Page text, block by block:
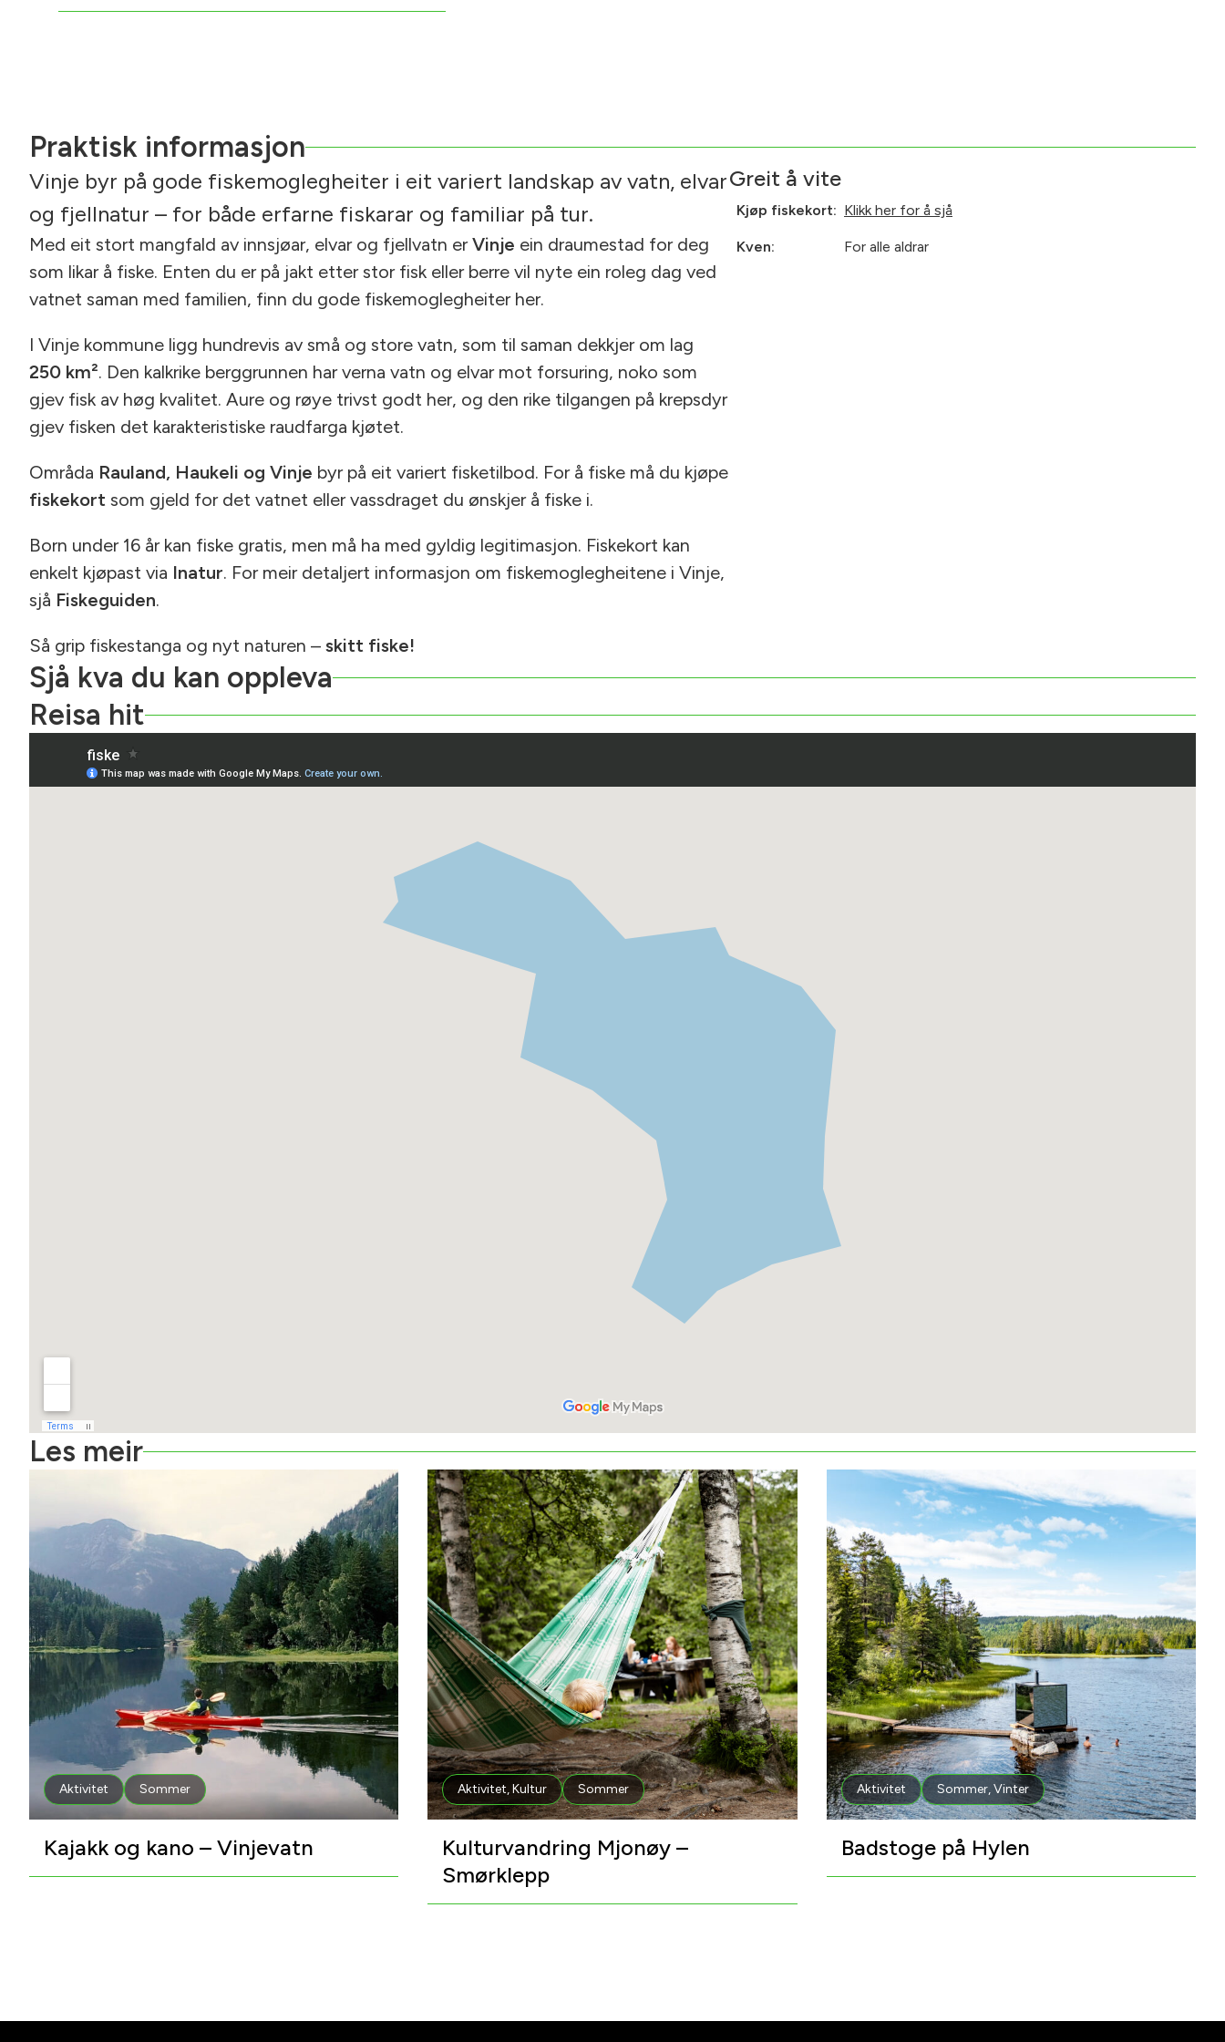
Praktisk informasjon
Vinje byr på gode fiskemoglegheiter i eit variert landskap av vatn, elvar
og fjellnatur – for både erfarne fiskarar og familiar på tur.
Med eit stort mangfald av innsjøar, elvar og fjellvatn erVinje ein draumestad for deg
som likar å fiske. Enten du er på jakt etter stor fisk eller berre vil nyte ein roleg dag ved
vatnet saman med familien, finn du gode fiskemoglegheiter her.
I Vinje kommune ligg hundrevis av små og store vatn, som til saman dekkjer om lag
250 km². Den kalkrike berggrunnen har verna vatn og elvar mot forsuring, noko som
gjev fisk av høg kvalitet. Aure og røye trivst godt her, og den rike tilgangen på krepsdyr
gjev fisken det karakteristiske raudfarga kjøtet.
Områda Rauland, Haukeli og Vinje byr på eit variert fisketilbod. For å fiske må du kjøpe
fiskekort som gjeld for det vatnet eller vassdraget du ønskjer å fiske i.
Born under 16 år kan fiske gratis, men må ha med gyldig legitimasjon. Fiskekort kan
enkelt kjøpast via Inatur. For meir detaljert informasjon om fiskemoglegheitene i Vinje,
sjå Fiskeguiden.
Så grip fiskestanga og nyt naturen – skitt fiske!
Greit å vite
Kjøp fiskekort: Klikk her for å sjå
Kven: For alle aldrar
Sjå kva du kan oppleva
Reisa hit
Les meir
Aktivitet Sommer
Kajakk og kano – Vinjevatn
Aktivitet,Kultur Sommer
Kulturvandring Mjonøy –
Smørklepp
Aktivitet Sommer,Vinter
Badstoge på Hylen